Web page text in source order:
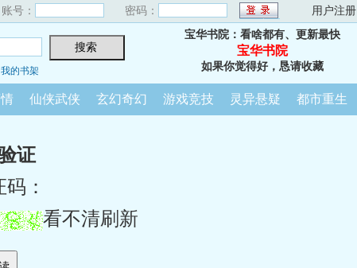
账号： 密码： 用户注册
我的书架
宝华书院：看啥都有、更新最快
宝华书院
如果你觉得好，恳请收藏
仙侠武侠 玄幻奇幻 游戏竞技 灵异悬疑 都市重生
证
：
看不清刷新